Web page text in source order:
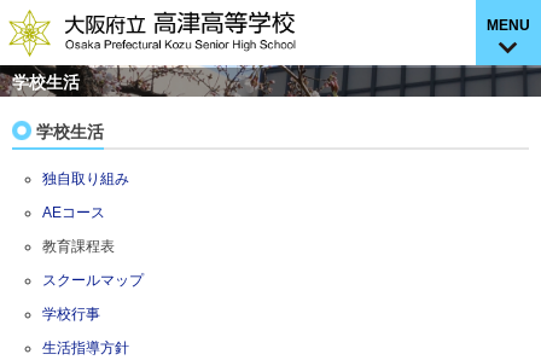
MENU
学校生活
学校生活
独自取り組み
AEコース
教育課程表
スクールマップ
学校行事
生活指導方針